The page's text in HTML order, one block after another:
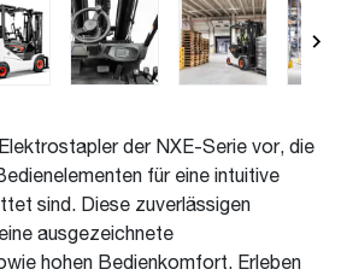
der NXE-Serie vor, die
für eine intuitive
sind. Diese zuverlässigen
ausgezeichnete
hohen Bedienkomfort. Erleben